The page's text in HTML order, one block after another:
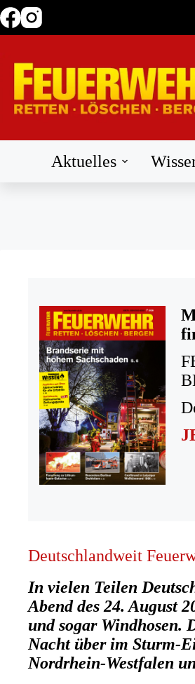
Zum
Inhalt
Aktuelles
Deutschlandweit
In vielen Teilen
Abend des 24. August
und sogar Windhosen.
Nacht über im Sturm-
Nordrhein-Westfalen